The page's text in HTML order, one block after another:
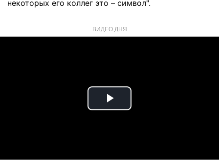
некоторых его коллег это – символ".
ВИДЕО ДНЯ
Play